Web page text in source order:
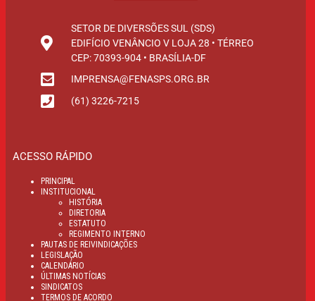
SETOR DE DIVERSÕES SUL (SDS)
EDIFÍCIO VENÂNCIO V LOJA 28 • TÉRREO
CEP: 70393-904 • BRASÍLIA-DF
IMPRENSA@FENASPS.ORG.BR
(61) 3226-7215
ACESSO RÁPIDO
PRINCIPAL
INSTITUCIONAL
HISTÓRIA
DIRETORIA
ESTATUTO
REGIMENTO INTERNO
PAUTAS DE REIVINDICAÇÕES
LEGISLAÇÃO
CALENDÁRIO
ÚLTIMAS NOTÍCIAS
SINDICATOS
TERMOS DE ACORDO